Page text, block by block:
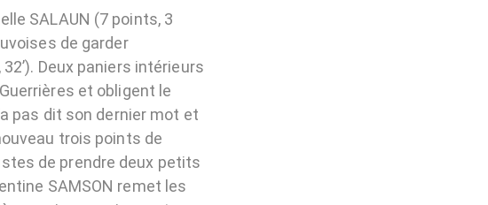
SALAUN (7 points, 3
de garder
Deux paniers intérieurs
et obligent le
pas dit son dernier mot et
trois points de
de prendre deux petits
SAMSON remet les